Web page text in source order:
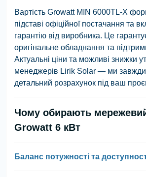
Вартість Growatt MIN 6000TL-X
підставі офіційної постачання та
гарантію від виробника. Це
оригінальне обладнання та
Актуальні ціни та можливі знижки
менеджерів Lirik Solar — ми завжди
детальний розрахунок під ваш
Чому обирають
Growatt 6 кВт
Баланс потужності та